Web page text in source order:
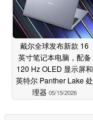
戴尔全球发布新款 16
英寸笔记本电脑，配备
120 Hz OLED 显示屏和
英特尔 Panther Lake 处
理器 05/15/2026